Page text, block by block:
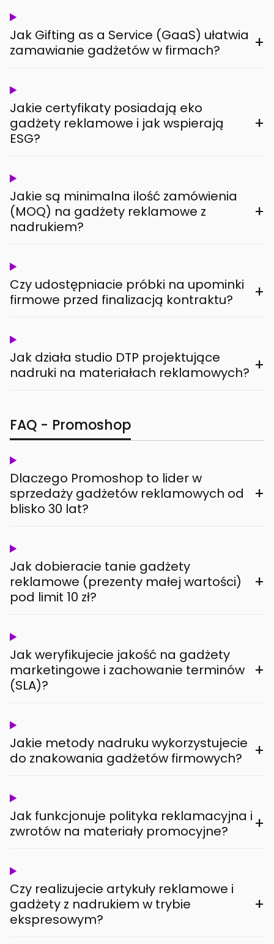
Jak Gifting as a Service (GaaS) ułatwia
zamawianie gadżetów w firmach?
+
Jakie certyfikaty posiadają eko
gadżety reklamowe i jak wspierają
ESG?
+
Jakie są minimalna ilość zamówienia
(MOQ) na gadżety reklamowe z
nadrukiem?
+
Czy udostępniacie próbki na upominki
firmowe przed finalizacją kontraktu?
+
Jak działa studio DTP projektujące
nadruki na materiałach reklamowych? +
FAQ - Promoshop
Dlaczego Promoshop to lider w
sprzedaży gadżetów reklamowych od
blisko 30 lat?
+
Jak dobieracie tanie gadżety
reklamowe (prezenty małej wartości)
pod limit 10 zł?
+
Jak weryfikujecie jakość na gadżety
marketingowe i zachowanie terminów
(SLA)?
+
Jakie metody nadruku wykorzystujecie
do znakowania gadżetów firmowych?
+
Jak funkcjonuje polityka reklamacyjna i
zwrotów na materiały promocyjne?
+
Czy realizujecie artykuły reklamowe i
gadżety z nadrukiem w trybie
ekspresowym?
+